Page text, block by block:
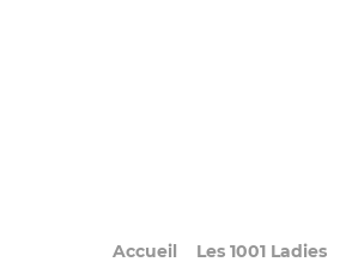
Accueil Les 1001 Ladies